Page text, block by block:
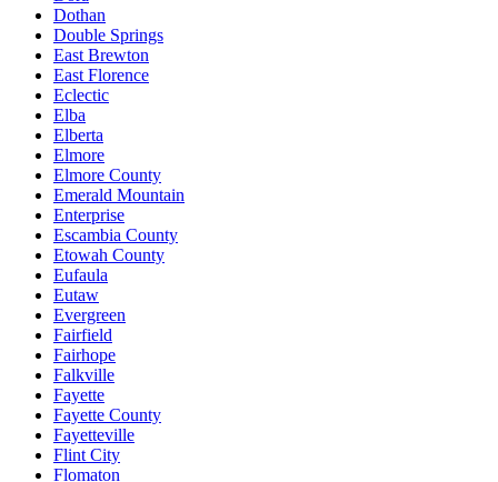
Dothan
Double Springs
East Brewton
East Florence
Eclectic
Elba
Elberta
Elmore
Elmore County
Emerald Mountain
Enterprise
Escambia County
Etowah County
Eufaula
Eutaw
Evergreen
Fairfield
Fairhope
Falkville
Fayette
Fayette County
Fayetteville
Flint City
Flomaton